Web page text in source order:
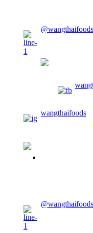
@wangthaifoods
wangthaifoods
@wangthaifoods